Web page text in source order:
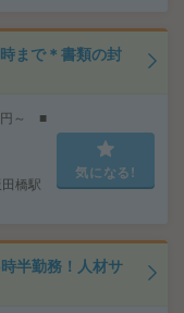
まで＊書類の封
円～ ■
橋駅
気になる!
半勤務！人材サ